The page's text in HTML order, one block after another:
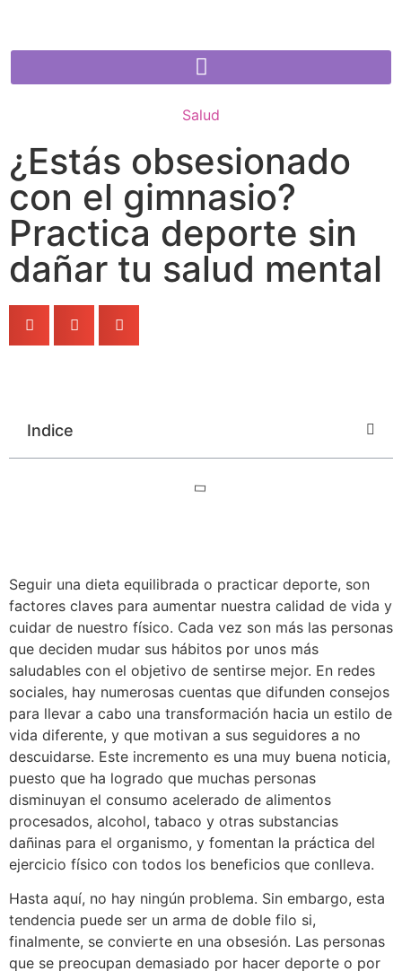
Salud
¿Estás obsesionado
con el gimnasio?
Practica deporte sin
dañar tu salud mental
Indice
Seguir una dieta equilibrada o practicar deporte, son
factores claves para aumentar nuestra calidad de vida y
cuidar de nuestro físico. Cada vez son más las personas
que deciden mudar sus hábitos por unos más
saludables con el objetivo de sentirse mejor. En redes
sociales, hay numerosas cuentas que difunden consejos
para llevar a cabo una transformación hacia un estilo de
vida diferente, y que motivan a sus seguidores a no
descuidarse. Este incremento es una muy buena noticia,
puesto que ha logrado que muchas personas
disminuyan el consumo acelerado de alimentos
procesados, alcohol, tabaco y otras substancias
dañinas para el organismo, y fomentan la práctica del
ejercicio físico con todos los beneficios que conlleva.
Hasta aquí, no hay ningún problema. Sin embargo, esta
tendencia puede ser un arma de doble filo si,
finalmente, se convierte en una obsesión. Las personas
que se preocupan demasiado por hacer deporte o por